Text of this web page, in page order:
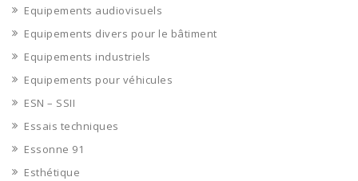
Equipements audiovisuels
Equipements divers pour le bâtiment
Equipements industriels
Equipements pour véhicules
ESN – SSII
Essais techniques
Essonne 91
Esthétique